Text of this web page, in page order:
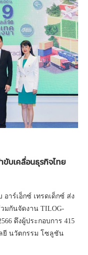
ขับเคลื่อนธุรกิจไทย
อาร์เอ็กซ์ เทรดเด็กซ์ ส่ง
มกันจัดงาน TILOG-
ดึงผู้ประกอบการ 415
ยี นวัตกรรม โซลูชัน